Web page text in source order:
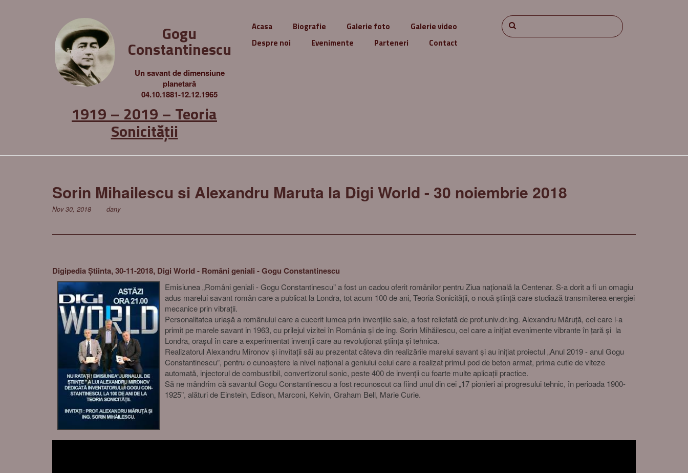
Gogu
Constantinescu
Un savant de dimensiune
planetară
04.10.1881-12.12.1965
1919 – 2019 – Teoria
Sonicității
Acasa Biografie Galerie foto
Galerie video
Despre noi
Evenimente Parteneri Contact
Sorin Mihailescu si Alexandru Maruta la Digi World - 30 noiembrie 2018
Nov 30, 2018 dany
Digipedia Știinta, 30-11-2018, Digi World - Români geniali - Gogu Constantinescu
Emisiunea „Români geniali - Gogu Constantinescu” a fost un cadou oferit românilor pentru Ziua națională la Centenar. S-a dorit a fi un omagiu
adus marelui savant român care a publicat la Londra, tot acum 100 de ani, Teoria Sonicității, o nouă știință care studiază transmiterea energiei
mecanice prin vibrații.
Personalitatea uriașă a românului care a cucerit lumea prin invențiile sale, a fost reliefată de prof.univ.dr.ing. Alexandru Măruță, cel care l-a
primit pe marele savant in 1963, cu prilejul vizitei în România și de ing. Sorin Mihăilescu, cel care a inițiat evenimente vibrante în țară și la
Londra, orașul în care a experimentat invenții care au revoluționat știința și tehnica.
Realizatorul Alexandru Mironov și invitații săi au prezentat câteva din realizările marelui savant și au inițiat proiectul „Anul 2019 - anul Gogu
Constantinescu”, pentru o cunoaștere la nivel național a geniului celui care a realizat primul pod de beton armat, prima cutie de viteze
automată, injectorul de combustibil, convertizorul sonic, peste 400 de invenții cu foarte multe aplicații practice.
Să ne mândrim că savantul Gogu Constantinescu a fost recunoscut ca fiind unul din cei „17 pionieri ai progresului tehnic, în perioada 1900-
1925”, alături de Einstein, Edison, Marconi, Kelvin, Graham Bell, Marie Curie.